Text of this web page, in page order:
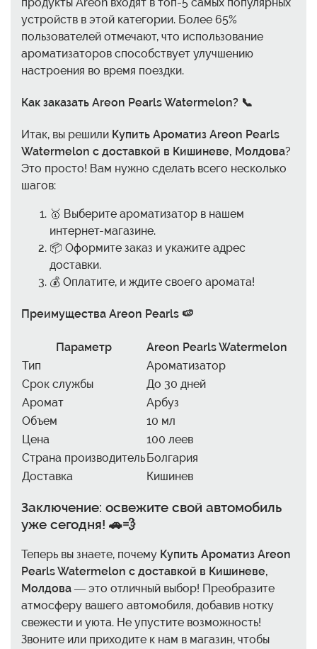
устройств в этой категории. Более 65%
пользователей отмечают, что использование
ароматизаторов способствует улучшению
настроения во время поездки.
Как заказать Areon Pearls Watermelon? 📞
Итак, вы решили Купить Ароматиз Areon Pearls
Watermelon с доставкой в Кишиневе, Молдова?
Это просто! Вам нужно сделать всего несколько
шагов:
🥇 Выберите ароматизатор в нашем
интернет-магазине.
📦 Оформите заказ и укажите адрес
доставки.
💰 Оплатите, и ждите своего аромата!
Преимущества Areon Pearls 🍉
Параметр
Areon Pearls Watermelon
Тип
Ароматизатор
Срок службы
До 30 дней
Аромат
Арбуз
Объем
10 мл
Цена
100 леев
Страна производительБолгария
Доставка
Кишинев
Заключение: освежите свой автомобиль
уже сегодня! 🚗💨
Теперь вы знаете, почему Купить Ароматиз Areon
Pearls Watermelon с доставкой в Кишиневе,
Молдова — это отличный выбор! Преобразите
атмосферу вашего автомобиля, добавив нотку
свежести и уюта. Не упустите возможность!
Звоните или приходите к нам в магазин, чтобы